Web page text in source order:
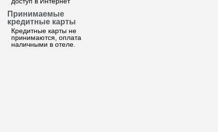
Принимаемые
кредитные карты
Кредитные карты не
принимаются, оплата
наличными в отеле.